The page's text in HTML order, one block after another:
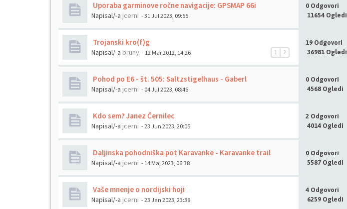
Uporaba garminove ročne navigacije: GPSMAP 66i
Napisal/-a jcerni - 31 Jul 2023, 09:55
0 Odgovori
11654 Ogledi
Trojanski kro(f)g
1 2
Napisal/-a bruny - 12 Mar 2012, 14:26
19 Odgovori
36981 Ogledi
Pohod po E6 - št. 505: Saltzstigelhaus - Gaberl
Napisal/-a jcerni - 04 Jul 2023, 08:46
0 Odgovori
4568 Ogledi
Kdo sem? Janez Černilec
Napisal/-a jcerni - 23 Jun 2023, 20:05
2 Odgovori
4014 Ogledi
Daljinska pohodniška pot Karavanke - Karavanke trail
Napisal/-a jcerni - 14 Maj 2023, 06:38
0 Odgovori
5587 Ogledi
Vaše mnenje o nordijski hoji
Napisal/-a jcerni - 23 Jan 2023, 23:38
4 Odgovori
6259 Ogledi